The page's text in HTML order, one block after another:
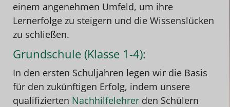
einem angenehmen Umfeld, um ihre
Lernerfolge zu steigern und die Wissenslücken
zu schließen.
Grundschule (Klasse 1-4):
In den ersten Schuljahren legen wir die Basis
für den zukünftigen Erfolg, indem unsere
qualifizierten Nachhilfelehrer den Schülern